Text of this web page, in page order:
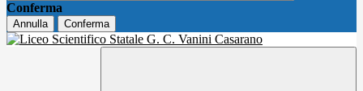
Conferma
Annulla Conferma